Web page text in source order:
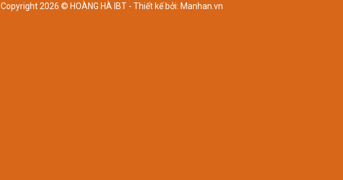
Copyright 2026 © HOÀNG HÀ IBT - Thiết kế bởi: Manhan.vn